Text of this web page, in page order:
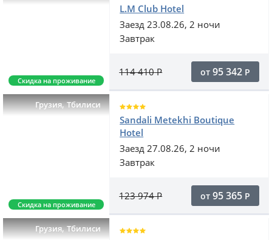
Скидка на проживание
L.M Club Hotel
Заезд 23.08.26, 2 ночи
Завтрак
114 410Р от 95 342 Р
Грузия,Тбилиси
Скидка на проживание
Sandali Metekhi Boutique
Hotel
Заезд 27.08.26, 2 ночи
Завтрак
123 974Р от 95 365 Р
Грузия,Тбилиси